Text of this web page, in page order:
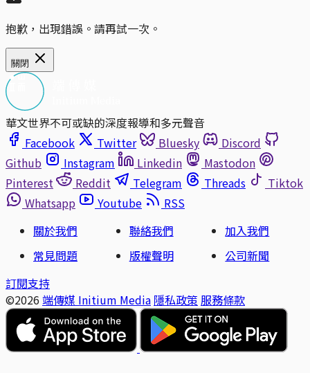
抱歉，出現錯誤。請再試一次。
關閉
華文世界不可或缺的深度報導和多元聲音
Facebook
Twitter Bluesky
Discord
Github
Instagram Linkedin
Mastodon
Pinterest
Reddit Telegram Threads
Tiktok
Whatsapp
Youtube
RSS
關於我們
聯絡我們
加入我們
常見問題
版權聲明
公司新聞
訂閱支持
©2026 端傳媒 Initium Media 隱私政策 服務條款